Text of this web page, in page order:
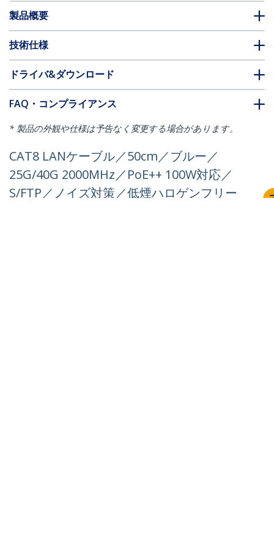
製品概要
技術仕様
ドライバ&ダウンロード
FAQ・コンプライアンス
* 製品の外観や仕様は予告なく変更する場合があります。
CAT8 LANケーブル／50cm／ブルー／
25G/40G 2000MHz／PoE++ 100W対応／
S/FTP／ノイズ対策／低煙ハロゲンフリー